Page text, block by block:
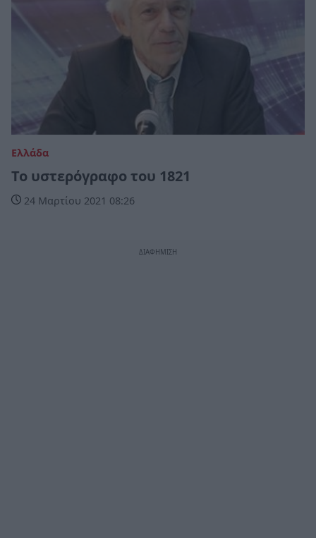
Ελλάδα
Το υστερόγραφο του 1821
24 Μαρτίου 2021 08:26